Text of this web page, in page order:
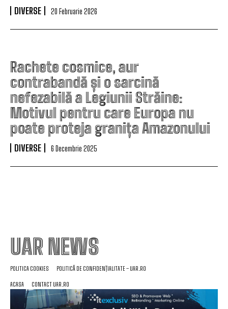
DIVERSE 20 Februarie 2026
Rachete cosmice, aur
contrabandă și o sarcină
nefezabilă a Legiunii Străine:
Motivul pentru care Europa nu
poate proteja granița Amazonului
DIVERSE 6 Decembrie 2025
UAR NEWS
POLITICA COOKIES POLITICĂ DE CONFIDENȚIALITATE – UAR.RO
ACASA CONTACT UAR.RO